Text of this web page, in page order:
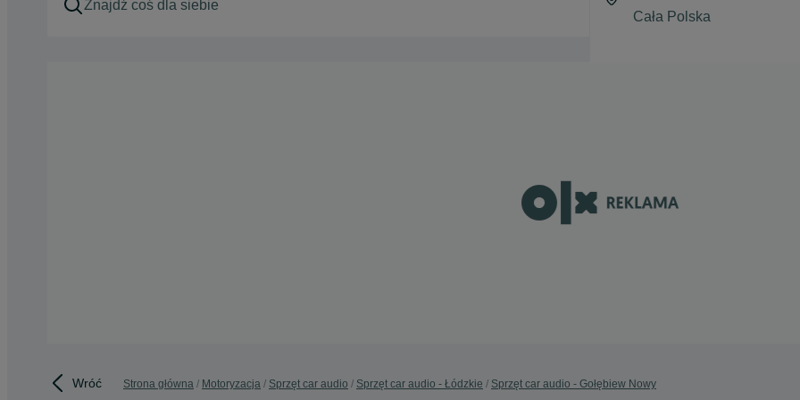
Wróć Strona główna Motoryzacja Sprzęt car audio Sprzęt car audio - Łódzkie Sprzęt car audio - Gołębiew Nowy